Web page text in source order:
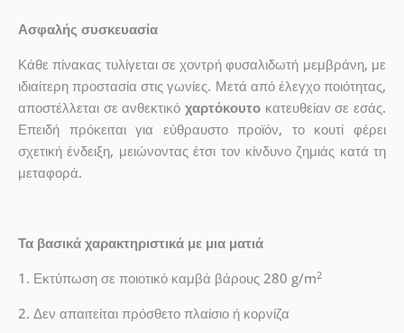
Ασφαλής συσκευασία
Κάθε πίνακας τυλίγεται σε χοντρή φυσαλιδωτή μεμβράνη, με
ιδιαίτερη προστασία στις γωνίες. Μετά από έλεγχο ποιότητας,
αποστέλλεται σε ανθεκτικό χαρτόκουτο κατευθείαν σε εσάς.
Επειδή πρόκειται για εύθραυστο προϊόν, το κουτί φέρει
σχετική ένδειξη, μειώνοντας έτσι τον κίνδυνο ζημιάς κατά τη
μεταφορά.
Τα βασικά χαρακτηριστικά με μια ματιά
1. Εκτύπωση σε ποιοτικό καμβά βάρους 280 g/m2
2. Δεν απαιτείται πρόσθετο πλαίσιο ή κορνίζα